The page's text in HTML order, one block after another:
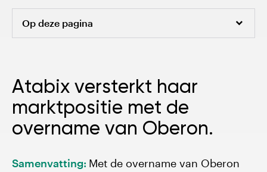
Op deze pagina
Deelnemers transactie overname
Atabix versterkt haar
marktpositie met de
overname van Oberon.
Samenvatting: Met de overname van Oberon